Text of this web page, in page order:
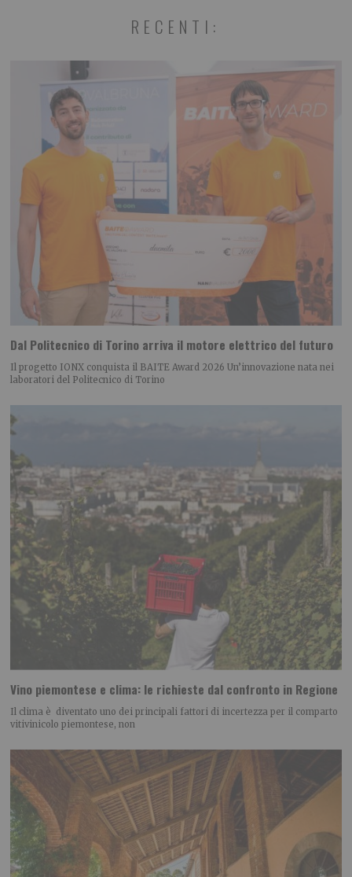
RECENTI:
Dal Politecnico di Torino arriva il motore elettrico del futuro
Il progetto IONX conquista il BAITE Award 2026 Un’innovazione nata nei
laboratori del Politecnico di Torino
Vino piemontese e clima: le richieste dal confronto in Regione
Il clima è diventato uno dei principali fattori di incertezza per il comparto
vitivinicolo piemontese, non